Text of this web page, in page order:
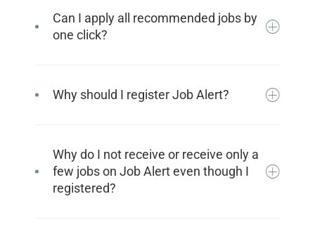
Can I apply all recommended jobs by
one click?
Why should I register Job Alert?
Why do I not receive or receive only a
few jobs on Job Alert even though I
registered?